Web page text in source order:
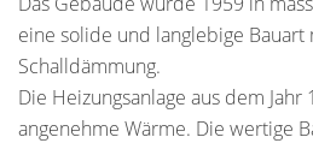
eine solide und langlebige Bauart
Schalldämmung.
Die Heizungsanlage aus dem
angenehme Wärme. Die wertige